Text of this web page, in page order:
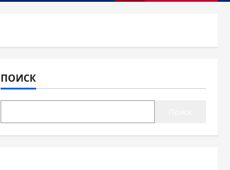
ПОИСК